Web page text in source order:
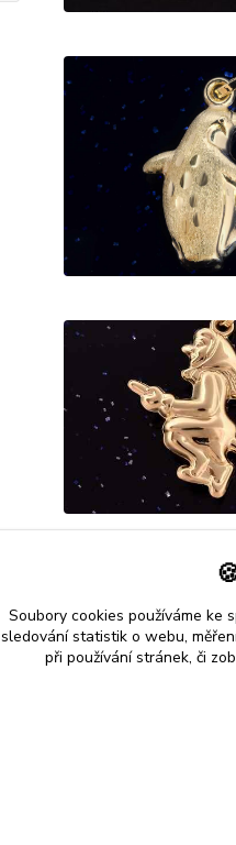
Soubory cookies používáme ke
sledování statistik o webu,
při používání stránek, či